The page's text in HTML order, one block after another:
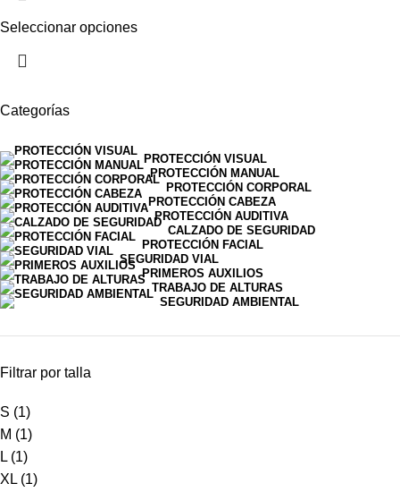
Categorías
PROTECCIÓN VISUAL
PROTECCIÓN MANUAL
PROTECCIÓN CORPORAL
PROTECCIÓN CABEZA
PROTECCIÓN AUDITIVA
CALZADO DE SEGURIDAD
PROTECCIÓN FACIAL
SEGURIDAD VIAL
PRIMEROS AUXILIOS
TRABAJO DE ALTURAS
SEGURIDAD AMBIENTAL
Filtrar por talla
S (1)
M (1)
L (1)
XL (1)
Seleccionar opciones